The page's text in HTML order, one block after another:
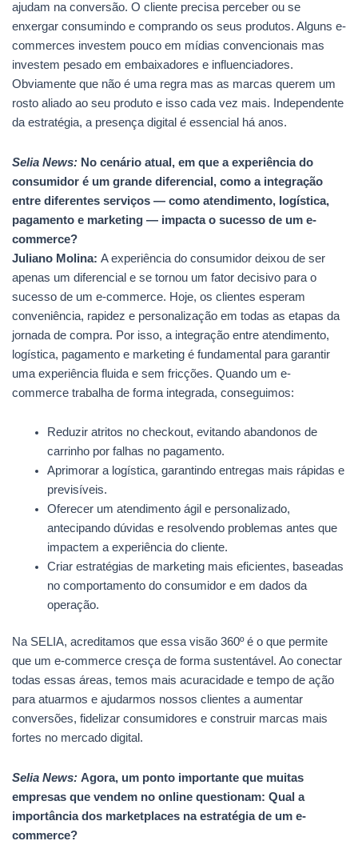
ajudam na conversão. O cliente precisa perceber ou se
enxergar consumindo e comprando os seus produtos. Alguns e-
commerces investem pouco em mídias convencionais mas
investem pesado em embaixadores e influenciadores.
Obviamente que não é uma regra mas as marcas querem um
rosto aliado ao seu produto e isso cada vez mais. Independente
da estratégia, a presença digital é essencial há anos.
Selia News: No cenário atual, em que a experiência do
consumidor é um grande diferencial, como a integração
entre diferentes serviços — como atendimento, logística,
pagamento e marketing — impacta o sucesso de um e-
commerce?
Juliano Molina: A experiência do consumidor deixou de ser
apenas um diferencial e se tornou um fator decisivo para o
sucesso de um e-commerce. Hoje, os clientes esperam
conveniência, rapidez e personalização em todas as etapas da
jornada de compra. Por isso, a integração entre atendimento,
logística, pagamento e marketing é fundamental para garantir
uma experiência fluida e sem fricções. Quando um e-
commerce trabalha de forma integrada, conseguimos:
Reduzir atritos no checkout, evitando abandonos de
carrinho por falhas no pagamento.
Aprimorar a logística, garantindo entregas mais rápidas e
previsíveis.
Oferecer um atendimento ágil e personalizado,
antecipando dúvidas e resolvendo problemas antes que
impactem a experiência do cliente.
Criar estratégias de marketing mais eficientes, baseadas
no comportamento do consumidor e em dados da
operação.
Na SELIA, acreditamos que essa visão 360º é o que permite
que um e-commerce cresça de forma sustentável. Ao conectar
todas essas áreas, temos mais acuracidade e tempo de ação
para atuarmos e ajudarmos nossos clientes a aumentar
conversões, fidelizar consumidores e construir marcas mais
fortes no mercado digital.
Selia News: Agora, um ponto importante que muitas
empresas que vendem no online questionam: Qual a
importância dos marketplaces na estratégia de um e-
commerce?